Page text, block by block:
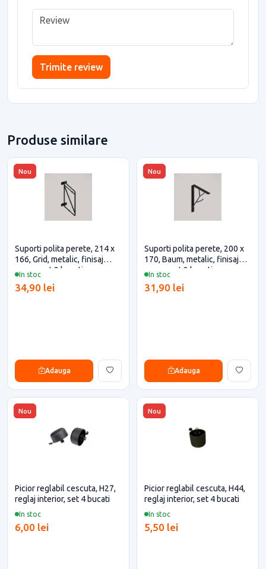
Trimite review
Produse similare
Nou
In stoc
Suporti polita perete, 214 x
166, Grid, metalic, finisaj
negru, set 2 bucati
34,90 lei
Adauga
Nou
In stoc
Suporti polita perete, 200 x
170, Baum, metalic, finisaj
negru, set 2 bucati
31,90 lei
Adauga
Nou
In stoc
Picior reglabil cescuta, H27,
reglaj interior, set 4 bucati
6,00 lei
Nou
In stoc
Picior reglabil cescuta, H44,
reglaj interior, set 4 bucati
5,50 lei